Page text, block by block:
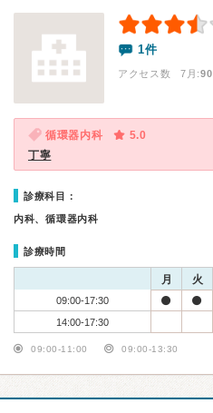
1件
アクセス数 7月:90
循環器内科
5.0
丁寧
診療科目：
内科、循環器内科
診療時間
月 火
09:00-17:30
14:00-17:30
09:00-11:00 09:00-13:30